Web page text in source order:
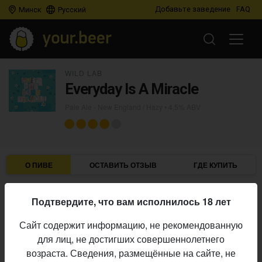
Минск Русский Добавьте заведение FAQ
Everyday Is A Miracle
О ПИВЕ ОСТАВИТЬ ОТЗЫВ ГДЕ КУПИТЬ
Пивоварня:
Алкоголь:
4,5%
Хмель:
BRU-1, Sabro, Citra
Начало
Подтвердите, что вам исполнилось 18 лет
Сайт содержит информацию, не рекомендованную
для лиц, не достигших совершеннолетнего
возраста. Сведения, размещённые на сайте, не